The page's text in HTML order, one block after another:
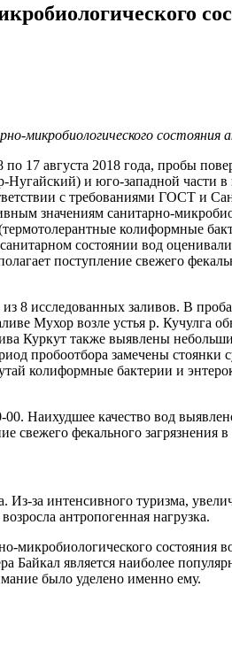
микробиологического состояния
17 августа 2018 года, пробы
и юго-западной части в
с требованиями ГОСТ и
значениям санитарно-
колиформные
состоянии вод оценивали
поступление свежего
8 исследованных заливов. В
Мухор возле устья р. Кучулга
Куркут также выявлены
пробоотбора замечены
колиформные бактерии и
Наихудшее качество вод
свежего фекального загрязнения в
Из-за интенсивного туризма,
антропогенная нагрузка.
состояния
является наиболее
было уделено именно ему.